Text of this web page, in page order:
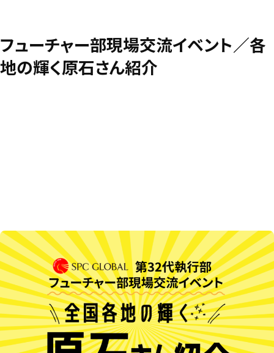
フューチャー部現場交流イベント／各
地の輝く原石さん紹介